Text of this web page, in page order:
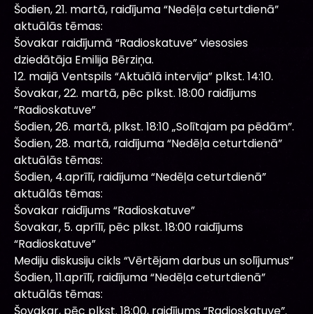
Šodien, 21. martā, raidījuma “Nedēļa ceturtdienā”
aktuālās tēmas:
Šovakar raidījumā “Radioskatuve” viesosies
dziedātāja Emilija Bērziņa.
12. maijā Ventspils “Aktuālā intervija” plkst. 14:10.
Šovakar, 22. martā, pēc plkst. 18:00 raidījums
“Radioskatuve”
Šodien, 26. martā, plkst. 18:10 „Solītajam pa pēdām”.
Šodien, 28. martā, raidījuma “Nedēļa ceturtdienā”
aktuālās tēmas:
Šodien, 4.aprīlī, raidījuma “Nedēļa ceturtdienā”
aktuālās tēmas:
Šovakar raidījums “Radioskatuve”
Šovakar, 5. aprīlī, pēc plkst. 18:00 raidījums
“Radioskatuve”
Mediju diskusiju cikls “Vērtējam darbus un solījumus”
Šodien, 11.aprīlī, raidījuma “Nedēļa ceturtdienā”
aktuālās tēmas:
Šovakar, pēc plkst. 18:00, raidījums “Radioskatuve”.